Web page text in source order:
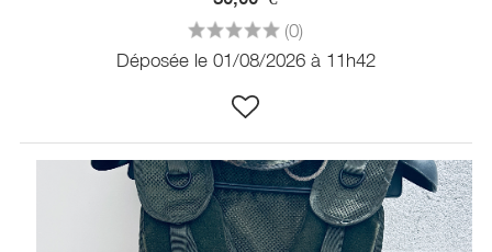
(0)
Déposée le 01/08/2026 à 11h42